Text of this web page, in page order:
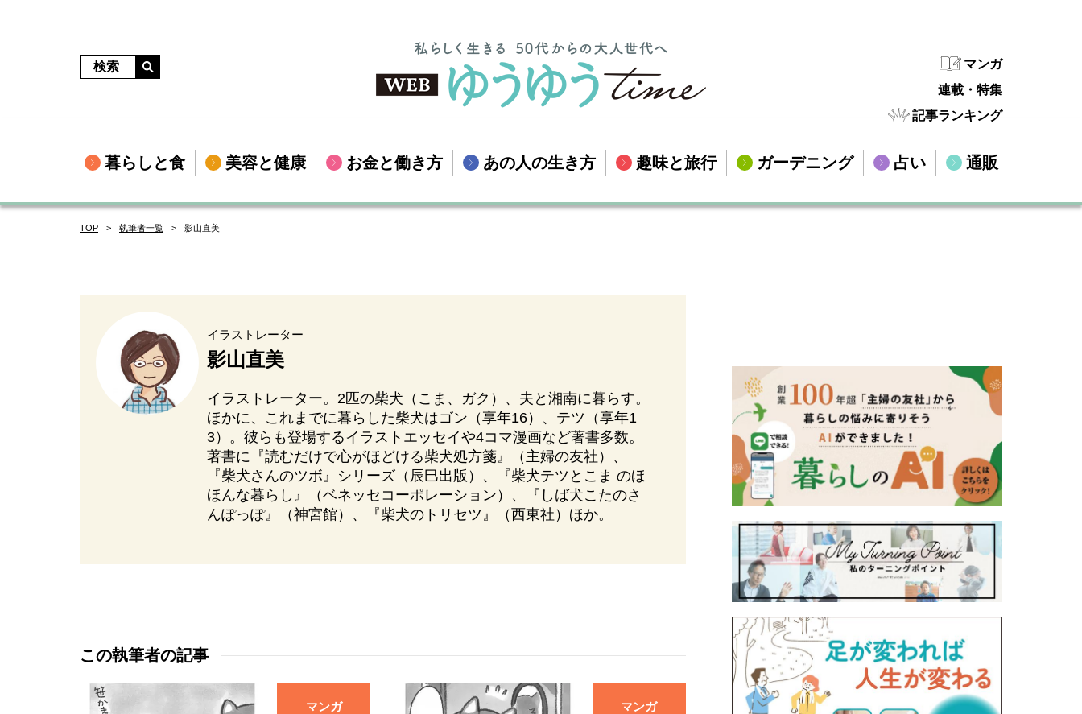
マンガ
連載・特集
記事ランキング
暮らしと食 美容と健康 お金と働き方 あの人の生き方 趣味と旅行 ガーデニング 占い 通販
TOP 執筆者一覧 影山直美
イラストレーター
影山直美
イラストレーター。2匹の柴犬（こま、ガク）、夫と湘南に暮らす。
ほかに、これまでに暮らした柴犬はゴン（享年16）、テツ（享年1
3）。彼らも登場するイラストエッセイや4コマ漫画など著書多数。
著書に『読むだけで心がほどける柴犬処方箋』（主婦の友社）、
『柴犬さんのツボ』シリーズ（辰巳出版）、『柴犬テツとこま のほ
ほんな暮らし』（ベネッセコーポレーション）、『しば犬こたのさ
んぽっぽ』（神宮館）、『柴犬のトリセツ』（西東社）ほか。
この執筆者の記事
マンガ マンガ